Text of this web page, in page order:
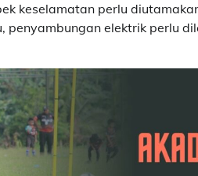
keselamatan perlu
penyambungan elektrik perlu